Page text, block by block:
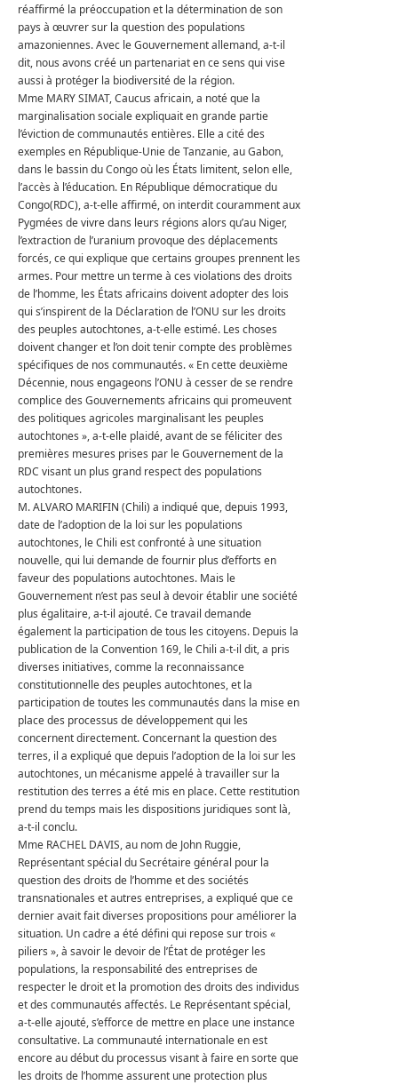
réaffirmé la préoccupation et la détermination de son
pays à œuvrer sur la question des populations
amazoniennes.Avec le Gouvernement allemand, a-t-il
dit, nous avons créé un partenariat en ce sens qui vise
aussi à protéger la biodiversité de la région.
Mme MARY SIMAT, Caucus africain, a noté que la
marginalisation sociale expliquait en grande partie
l’éviction de communautés entières. Elle a cité des
exemples en République-Unie de Tanzanie, au Gabon,
dans le bassin du Congo où les États limitent, selon elle,
l’accès à l’éducation. En République démocratique du
Congo(RDC), a-t-elle affirmé, on interdit couramment aux
Pygmées de vivre dans leurs régions alors qu’au Niger,
l’extraction de l’uranium provoque des déplacements
forcés, ce qui explique que certains groupes prennent les
armes. Pour mettre un terme à ces violations des droits
de l’homme, les États africains doivent adopter des lois
qui s’inspirent de la Déclaration de l’ONU sur les droits
des peuples autochtones, a-t-elle estimé. Les choses
doivent changer et l’on doit tenir compte des problèmes
spécifiques de nos communautés.« En cette deuxième
Décennie, nous engageons l’ONU à cesser de se rendre
complice des Gouvernements africains qui promeuvent
des politiques agricoles marginalisant les peuples
autochtones », a-t-elle plaidé, avant de se féliciter des
premières mesures prises par le Gouvernement de la
RDC visant un plus grand respect des populations
autochtones.
M. ALVARO MARIFIN (Chili) a indiqué que, depuis 1993,
date de l’adoption de la loi sur les populations
autochtones, le Chili est confronté à une situation
nouvelle, qui lui demande de fournir plus d’efforts en
faveur des populations autochtones. Mais le
Gouvernement n’est pas seul à devoir établir une société
plus égalitaire, a-t-il ajouté.Ce travail demande
également la participation de tous les citoyens. Depuis la
publication de la Convention 169, le Chili a-t-il dit, a pris
diverses initiatives, comme la reconnaissance
constitutionnelle des peuples autochtones, et la
participation de toutes les communautés dans la mise en
place des processus de développement qui les
concernent directement.Concernant la question des
terres, il a expliqué que depuis l’adoption de la loi sur les
autochtones, un mécanisme appelé à travailler sur la
restitution des terres a été mis en place.Cette restitution
prend du temps mais les dispositions juridiques sont là,
a-t-il conclu.
Mme RACHEL DAVIS, au nom de John Ruggie,
Représentant spécial du Secrétaire général pour la
question des droits de l’homme et des sociétés
transnationales et autres entreprises, a expliqué que ce
dernier avait fait diverses propositions pour améliorer la
situation. Un cadre a été défini qui repose sur trois «
piliers », à savoir le devoir de l’État de protéger les
populations, la responsabilité des entreprises de
respecter le droit et la promotion des droits des individus
et des communautés affectés. Le Représentant spécial,
a-t-elle ajouté, s’efforce de mettre en place une instance
consultative. La communauté internationale en est
encore au début du processus visant à faire en sorte que
les droits de l’homme assurent une protection plus